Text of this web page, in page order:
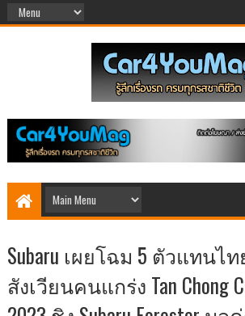
Subaru เผยโฉม 5 ตัวแทนไ
สังเวียนคนแกร่ง Tan Chong